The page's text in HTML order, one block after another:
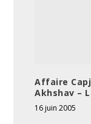
Affaire
Akhshav –
16 juin 2005